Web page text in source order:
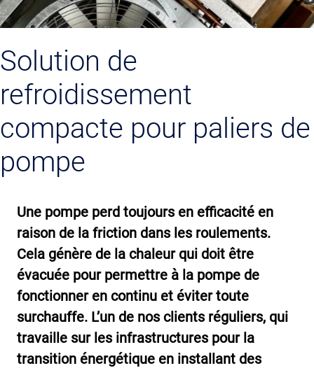
Solution de
refroidissement
compacte pour paliers de
pompe
Une pompe perd toujours en efficacité en
raison de la friction dans les roulements.
Cela génère de la chaleur qui doit être
évacuée pour permettre à la pompe de
fonctionner en continu et éviter toute
surchauffe. L’un de nos clients réguliers, qui
travaille sur les infrastructures pour la
transition énergétique en installant des